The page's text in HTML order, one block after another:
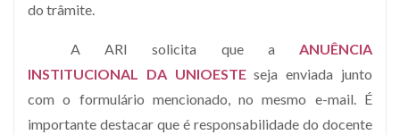
do trâmite.
A ARI solicita que a ANUÊNCIA
INSTITUCIONAL DA UNIOESTEseja enviada junto
com o formulário mencionado, no mesmo e-mail. É
importante destacar que é responsabilidade do docente